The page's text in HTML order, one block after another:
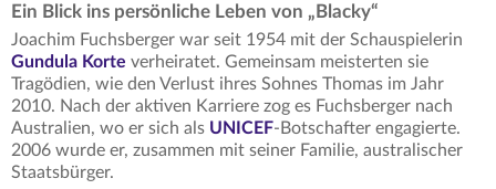
Ein Blick ins persönliche Leben von „Blacky“
Joachim Fuchsberger war seit 1954 mit der Schauspielerin
Gundula Korte verheiratet. Gemeinsam meisterten sie
Tragödien, wie den Verlust ihres Sohnes Thomas im Jahr
2010. Nach der aktiven Karriere zog es Fuchsberger nach
Australien, wo er sich als UNICEF-Botschafter engagierte.
2006 wurde er, zusammen mit seiner Familie, australischer
Staatsbürger.